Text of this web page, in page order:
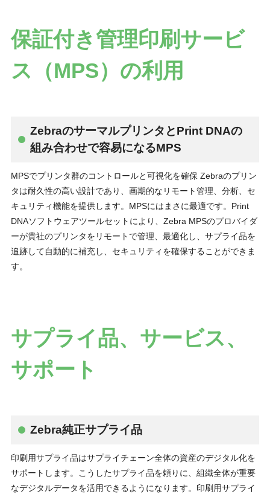
保証付き管理印刷サービ
ス（MPS）の利用
ZebraのサーマルプリンタとPrint DNAの
組み合わせで容易になるMPS
MPSでプリンタ群のコントロールと可視化を確保 Zebraのプリン
タは耐久性の高い設計であり、画期的なリモート管理、分析、セ
キュリティ機能を提供します。MPSにはまさに最適です。Print
DNAソフトウェアツールセットにより、Zebra MPSのプロバイダ
ーが貴社のプリンタをリモートで管理、最適化し、サプライ品を
追跡して自動的に補充し、セキュリティを確保することができま
す。
サプライ品、サービス、
サポート
Zebra純正サプライ品
印刷用サプライ品はサプライチェーン全体の資産のデジタル化を
サポートします。こうしたサプライ品を頼りに、組織全体が重要
なデジタルデータを活用できるようになります。印刷用サプライ